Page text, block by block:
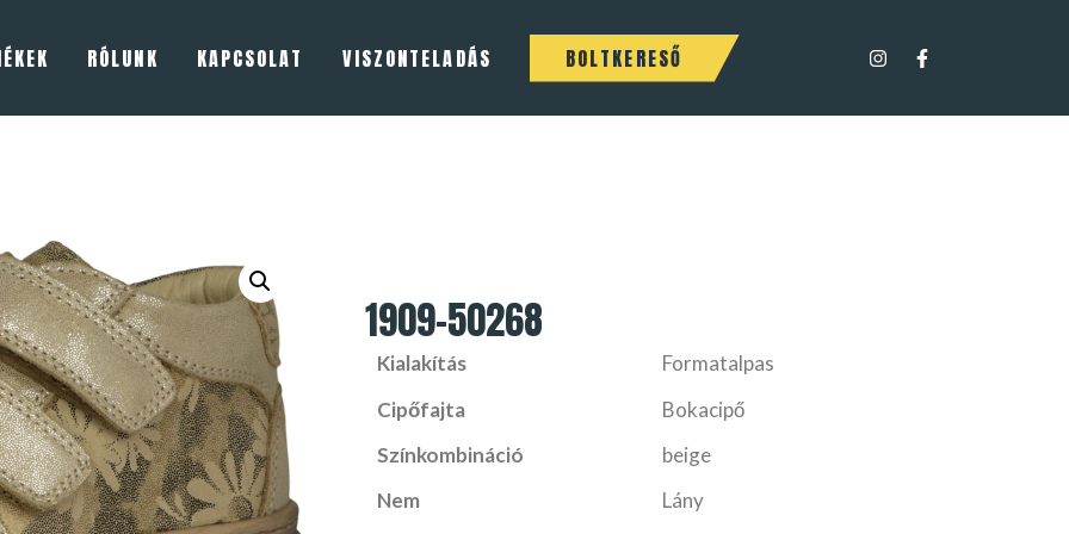
RÓLUNK KAPCSOLAT VISZONTELADÁS BOLTKERESŐ
1909-50268
Kialakítás
Formatalpas
Cipőfajta
Bokacipő
Színkombináció
beige
Nem
Lány